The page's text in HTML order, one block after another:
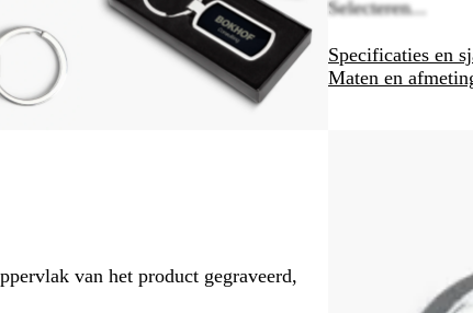
te
zoomen
en
pijltjestoetsen
Selecteren...
Specificaties en
Maten en
van het product gegraveerd,